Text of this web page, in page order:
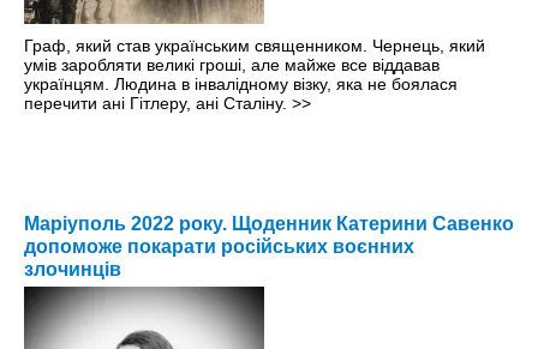
Граф, який став українським священником. Чернець, який
умів заробляти великі гроші, але майже все віддавав
українцям. Людина в інвалідному візку, яка не боялася
перечити ані Гітлеру, ані Сталіну. >>
Маріуполь 2022 року. Щоденник Катерини Савенко
допоможе покарати російських воєнних
злочинців